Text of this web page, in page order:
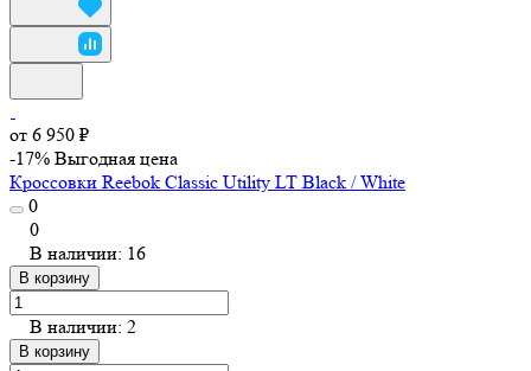
от 6 950 ₽
-17% Выгодная цена
Кроссовки Reebok Classic Utility LT Black / White
0
0
В наличии: 16
В корзину
В наличии: 2
В корзину